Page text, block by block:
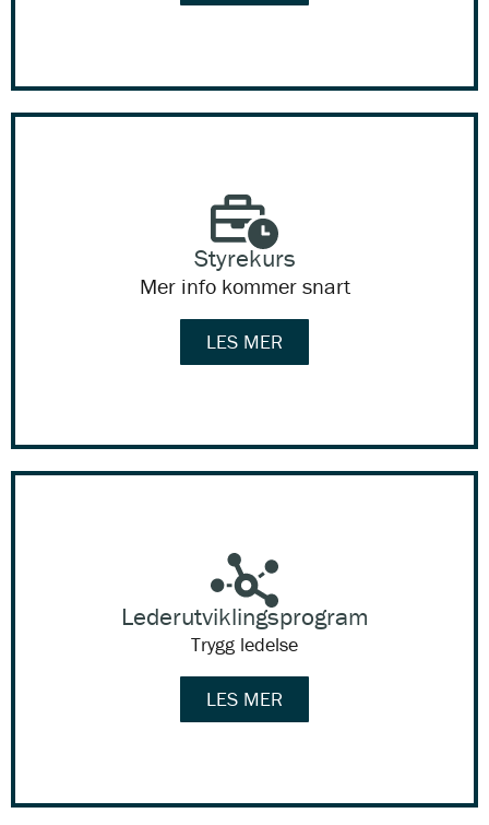
Styrekurs
Mer info kommer snart
LES MER
Lederutviklingsprogram
Trygg ledelse
LES MER